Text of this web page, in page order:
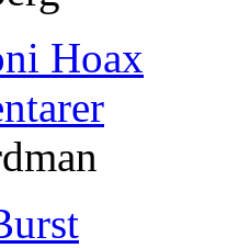
Hoax